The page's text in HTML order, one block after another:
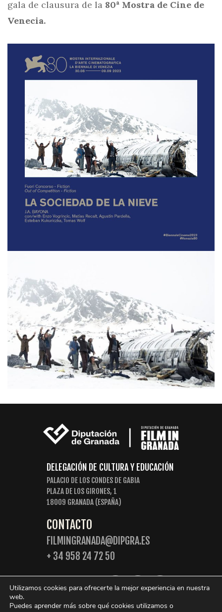
gala de clausura de la 80ª Mostra de Cine de
Venecia.
DELEGACIÓN DE CULTURA Y EDUCACIÓN
PALACIO DE LOS CONDES DE GABIA
PLAZA DE LOS GIRONES, 1
18009 GRANADA (ESPAÑA)
CONTACTO
FILMINGRANADA@DIPGRA.ES
+ 34 958 24 72 50
SIGUENOS:
Utilizamos cookies para ofrecerte la mejor experiencia en nuestra
web.
Puedes aprender más sobre qué cookies utilizamos o